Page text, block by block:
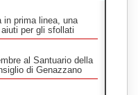
in prima linea, una
per gli sfollati
al Santuario della
di Genazzano